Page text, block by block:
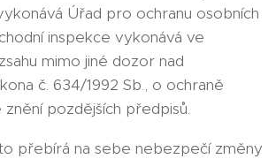
Úřad pro ochranu osobních
inspekce vykonává ve
mimo jiné dozor nad
č. 634/1992 Sb., o ochraně
pozdějších předpisů.
přebírá na sebe nebezpečí změny